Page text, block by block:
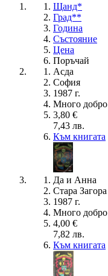
Щанд*
Град**
Година
Състояние
Цена
Поръчай
Асда
София
1987 г.
Много добро
3,80 €
7,43 лв.
Към книгата
Да и Анна
Стара Загора
1987 г.
Много добро
4,00 €
7,82 лв.
Към книгата